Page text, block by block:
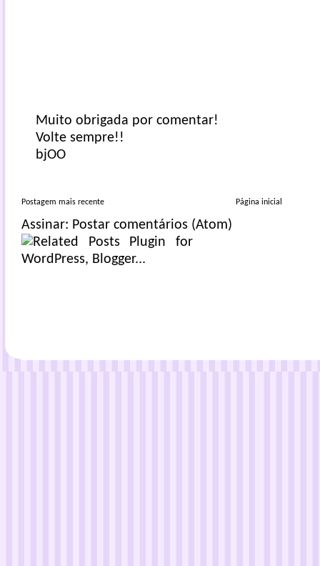
Muito obrigada por comentar!
Volte sempre!!
bjOO
Postagem mais recente Página inicial
Assinar: Postar comentários (Atom)